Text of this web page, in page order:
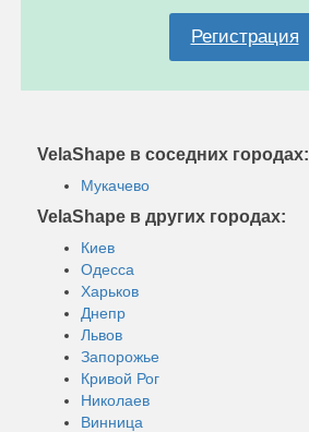
Регистрация
VelaShape в соседних городах:
Мукачево
VelaShape в других городах:
Киев
Одесса
Харьков
Днепр
Львов
Запорожье
Кривой Рог
Николаев
Винница